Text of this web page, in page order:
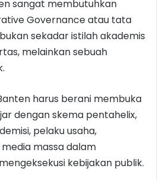
sangat membutuhkan
Governance atau tata
sekadar istilah akademis
melainkan sebuah
harus berani membuka
dengan skema pentahelix,
pelaku usaha,
massa dalam
kebijakan publik.